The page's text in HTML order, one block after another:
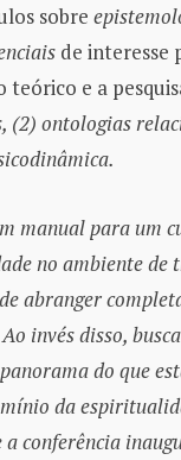
sobre
de interesse
teórico e a
(2) ontologias
manual para um
no ambiente de
abranger
invés disso,
do que
da
conferência